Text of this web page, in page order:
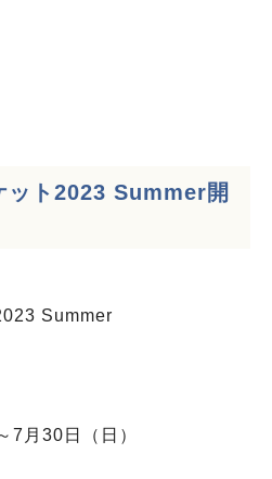
ット2023 Summer開
Summer
7月30日（日）